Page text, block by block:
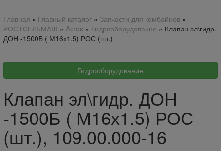
Главная » Главный каталог» Запчасти для комбайнов»
РОСТСЕЛЬМАШ » Acros » Гидрооборудование » Клапан эл\гидр.
ДОН -1500Б ( М16х1.5) РОС (шт.)
Клапан эл\гидр. ДОН
-1500Б ( М16х1.5) РОС
(шт.), 109.00.000-16